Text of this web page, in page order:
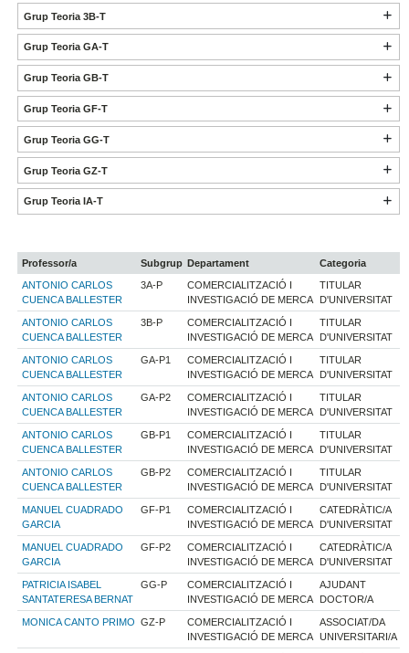
Grup Teoria 3B-T
Grup Teoria GA-T
Grup Teoria GB-T
Grup Teoria GF-T
Grup Teoria GG-T
Grup Teoria GZ-T
Grup Teoria IA-T
Professor/a Subgrup Departament
Categoria
ANTONIO CARLOS
CUENCA BALLESTER
3A-P
COMERCIALITZACIÓ I
INVESTIGACIÓ DE MERCA
TITULAR
D'UNIVERSITAT
ANTONIO CARLOS
CUENCA BALLESTER
3B-P
COMERCIALITZACIÓ I
INVESTIGACIÓ DE MERCA
TITULAR
D'UNIVERSITAT
ANTONIO CARLOS
CUENCA BALLESTER
GA-P1
COMERCIALITZACIÓ I
INVESTIGACIÓ DE MERCA
TITULAR
D'UNIVERSITAT
ANTONIO CARLOS
CUENCA BALLESTER
GA-P2
COMERCIALITZACIÓ I
INVESTIGACIÓ DE MERCA
TITULAR
D'UNIVERSITAT
ANTONIO CARLOS
CUENCA BALLESTER
GB-P1
COMERCIALITZACIÓ I
INVESTIGACIÓ DE MERCA
TITULAR
D'UNIVERSITAT
ANTONIO CARLOS
CUENCA BALLESTER
GB-P2
COMERCIALITZACIÓ I
INVESTIGACIÓ DE MERCA
TITULAR
D'UNIVERSITAT
MANUEL CUADRADO
GARCIA
GF-P1
COMERCIALITZACIÓ I
INVESTIGACIÓ DE MERCA
CATEDRÀTIC/A
D'UNIVERSITAT
MANUEL CUADRADO
GARCIA
GF-P2
COMERCIALITZACIÓ I
INVESTIGACIÓ DE MERCA
CATEDRÀTIC/A
D'UNIVERSITAT
PATRICIA ISABEL
SANTATERESA BERNAT
GG-P
COMERCIALITZACIÓ I
INVESTIGACIÓ DE MERCA
AJUDANT
DOCTOR/A
MONICA CANTO PRIMO GZ-P
COMERCIALITZACIÓ I
INVESTIGACIÓ DE MERCA
ASSOCIAT/DA
UNIVERSITARI/A